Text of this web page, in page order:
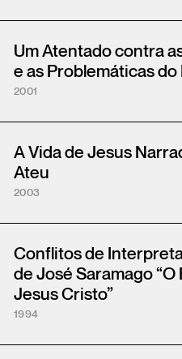
Um Atentado contra
e as Problemáticas
2001
A Vida de Jesus
Ateu
2003
Conflitos de
de José Saramago
Jesus Cristo”
1994